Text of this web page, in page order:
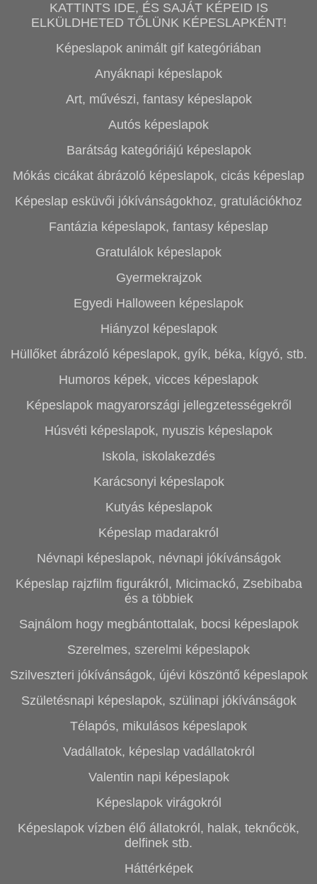
KATTINTS IDE, ÉS SAJÁT KÉPEID IS
ELKÜLDHETED TŐLÜNK KÉPESLAPKÉNT!
Képeslapok animált gif kategóriában
Anyáknapi képeslapok
Art, művészi, fantasy képeslapok
Autós képeslapok
Barátság kategóriájú képeslapok
Mókás cicákat ábrázoló képeslapok, cicás képeslap
Képeslap esküvői jókívánságokhoz, gratulációkhoz
Fantázia képeslapok, fantasy képeslap
Gratulálok képeslapok
Gyermekrajzok
Egyedi Halloween képeslapok
Hiányzol képeslapok
Hüllőket ábrázoló képeslapok, gyík, béka, kígyó, stb.
Humoros képek, vicces képeslapok
Képeslapok magyarországi jellegzetességekről
Húsvéti képeslapok, nyuszis képeslapok
Iskola, iskolakezdés
Karácsonyi képeslapok
Kutyás képeslapok
Képeslap madarakról
Névnapi képeslapok, névnapi jókívánságok
Képeslap rajzfilm figurákról, Micimackó, Zsebibaba
és a többiek
Sajnálom hogy megbántottalak, bocsi képeslapok
Szerelmes, szerelmi képeslapok
Szilveszteri jókívánságok, újévi köszöntő képeslapok
Születésnapi képeslapok, szülinapi jókívánságok
Télapós, mikulásos képeslapok
Vadállatok, képeslap vadállatokról
Valentin napi képeslapok
Képeslapok virágokról
Képeslapok vízben élő állatokról, halak, teknőcök,
delfinek stb.
Háttérképek